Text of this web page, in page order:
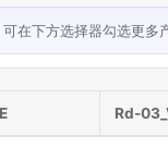
在下方选择器勾选更多
Rd-